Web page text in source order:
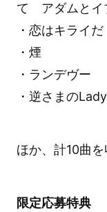
て アダムとイ
・恋はキライだ
・煙
・ランデヴー
・逆さまのLady
ほか、計10曲
限定応募特典